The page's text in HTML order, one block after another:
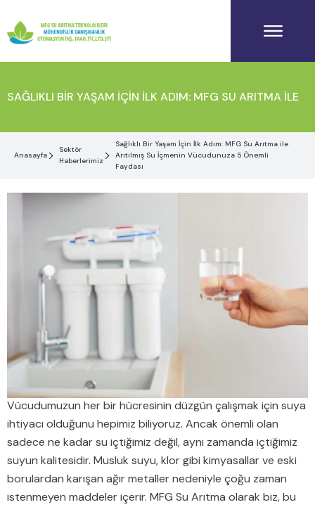
SAĞLIKLI BIR YAŞAM İÇIN İLK ADIM: MFG SU ARITMA ILE
ARITILMIŞ SU İÇMENIN VÜCUDUNUZA 5 ÖNEMLI FAYDASI
Anasayfa
Sektör
Haberlerimiz
Sağlıklı Bir Yaşam İçin İlk Adım: MFG Su Arıtma ile
Arıtılmış Su İçmenin Vücudunuza 5 Önemli
Faydası
Vücudumuzun her bir hücresinin düzgün çalışmak için suya
ihtiyacı olduğunu hepimiz biliyoruz. Ancak önemli olan
sadece ne kadar su içtiğimiz değil, aynı zamanda içtiğimiz
suyun kalitesidir. Musluk suyu, klor gibi kimyasallar ve eski
borulardan karışan ağır metaller nedeniyle çoğu zaman
istenmeyen maddeler içerir. MFG Su Arıtma olarak biz, bu